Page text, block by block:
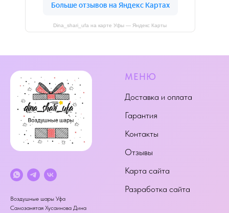
Dina_shari_ufa на карте Уфы — Яндекс Карты
Воздушные шары Уфа
Самозанятая Хусаинова Дина
МЕНЮ
Доставка и оплата
Гарантия
Контакты
Отзывы
Карта сайта
Разработка сайта